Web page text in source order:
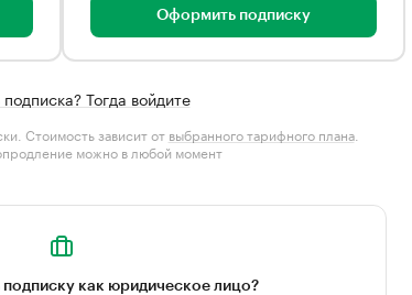
Оформить подписку
Тогда войдите
Стоимость зависит от выбранного тарифного плана.
можно в любой момент
как юридическое лицо?